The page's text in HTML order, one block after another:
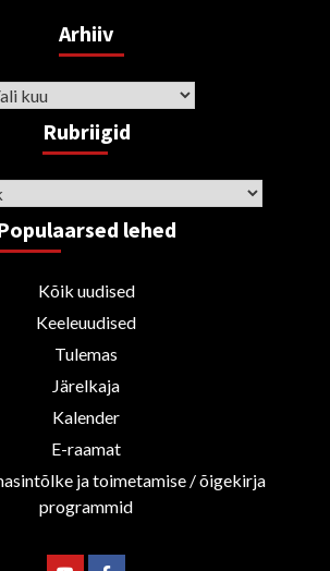
Arhiiv
Rubriigid
lehed
Kõik uudised
Keeleuudised
Tulemas
Järelkaja
Kalender
E-raamat
ja toimetamise / õigekirja
programmid